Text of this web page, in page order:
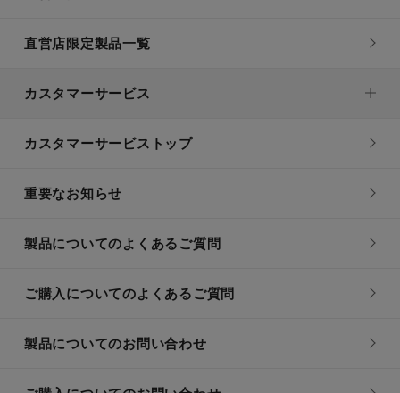
直営店限定製品一覧
カスタマーサービス
カスタマーサービストップ
重要なお知らせ
製品についてのよくあるご質問
ご購入についてのよくあるご質問
製品についてのお問い合わせ